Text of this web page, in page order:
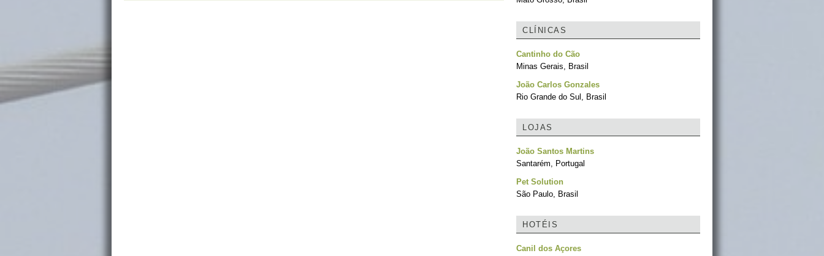
CLÍNICAS
Cantinho do Cão
Minas Gerais, Brasil
João Carlos Gonzales
Rio Grande do Sul, Brasil
LOJAS
João Santos Martins
Santarém, Portugal
Pet Solution
São Paulo, Brasil
HOTÉIS
Canil dos Açores